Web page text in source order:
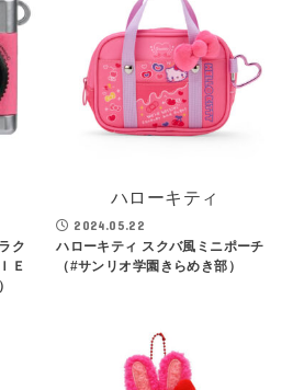
ク
Ｅ
ハローキティ
2024.05.22
ハローキティ スクバ風ミニポーチ
（#サンリオ学園きらめき部）